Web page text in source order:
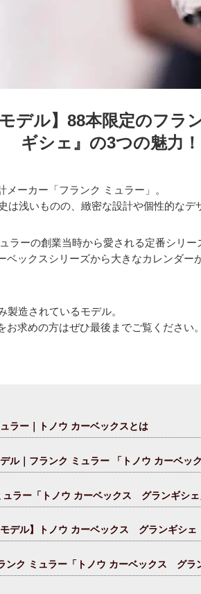
モデル】88本限定のフラ
ギシェ』の3つの魅力
メーカー「フランク ミュラー」。
は浅いものの、緻密な設計や個性的なデ
ラーの創業当時から愛される定番シリー
ベックスシリーズから大きなカレンダ
製造されているモデル。
お求めの方はぜひ最後までご覧ください。
ラー｜トノウ カーベックスとは
ル｜フランク ミュラー 「トノウ カーベ
ュラー「トノウ カーベックス グランギシ
モデル】トノウ カーベックス グランギシェ
ンク ミュラー「トノウ カーベックス グラ